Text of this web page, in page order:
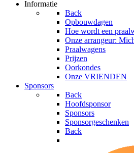
Informatie
Back
Opbouwdagen
Hoe wordt een
Onze arrangeur:
Praalwagens
Prijzen
Oorkondes
Onze VRIENDEN
Sponsors
Back
Hoofdsponsor
Sponsors
Sponsorgeschenken
Back